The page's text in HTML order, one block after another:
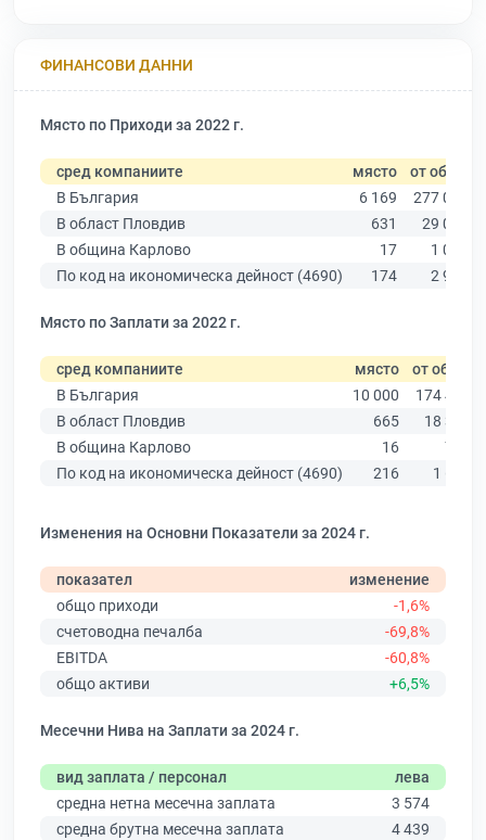
ФИНАНСОВИ ДАННИ
Място по Приходи за 2022 г.
сред компаниите място от общо
В България
6 169
277 019
В област Пловдив
631
29 067
В община Карлово
17
1 090
По код на икономическа дейност (4690)
174 2 922
Място по Заплати за 2022 г.
сред компаниите място от общо
В България
10 000
174 403
В област Пловдив
665
18 305
В община Карлово
16
708
По код на икономическа дейност (4690)
216 1 619
Изменения на Основни Показатели за 2024 г.
показател
изменение
общо приходи
-1,6%
счетоводна печалба
-69,8%
EBITDA
-60,8%
общо активи
+6,5%
Месечни Нива на Заплати за 2024 г.
вид заплата / персонал
лева
средна нетна месечна заплата
3 574
средна брутна месечна заплата
4 439